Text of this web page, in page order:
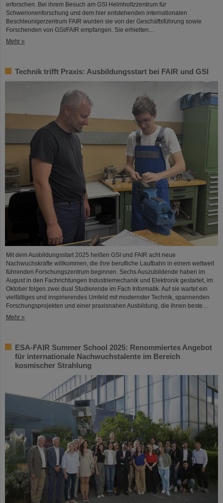
erforschen. Bei ihrem Besuch am GSI Helmholtzzentrum für
Schwerionenforschung und dem hier entstehenden internationalen
Beschleunigerzentrum FAIR wurden sie von der Geschäftsführung sowie
Forschenden von GSI/FAIR empfangen. Sie erhielten…
Mehr »
Technik trifft Praxis: Ausbildungsstart bei FAIR und GSI
Mit dem Ausbildungsstart 2025 heißen GSI und FAIR acht neue
Nachwuchskräfte willkommen, die ihre berufliche Laufbahn in einem weltweit
führenden Forschungszentrum beginnen. Sechs Auszubildende haben im
August in den Fachrichtungen Industriemechanik und Elektronik gestartet, im
Oktober folgen zwei dual Studierende im Fach Informatik. Auf sie wartet ein
vielfältiges und inspirierendes Umfeld mit modernster Technik, spannenden
Forschungsprojekten und einer praxisnahen Ausbildung, die ihnen beste…
Mehr »
ESA-FAIR Summer School 2025: Renommiertes Angebot
für internationale Nachwuchstalente im Bereich
kosmischer Strahlung